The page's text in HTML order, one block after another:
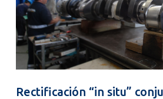
Rectificación “in situ”